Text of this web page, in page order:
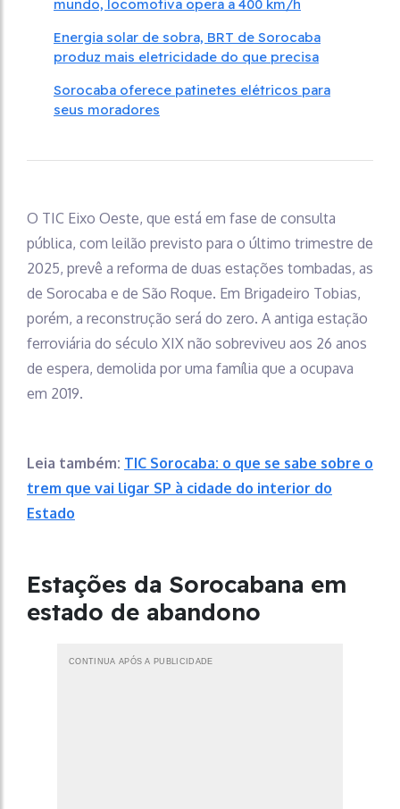
mundo, locomotiva opera a 400 km/h
Energia solar de sobra, BRT de Sorocaba
produz mais eletricidade do que precisa
Sorocaba oferece patinetes elétricos para
seus moradores
O TIC Eixo Oeste, que está em fase de consulta
pública, com leilão previsto para o último trimestre de
2025, prevê a reforma de duas estações tombadas, as
de Sorocaba e de São Roque. Em Brigadeiro Tobias,
porém, a reconstrução será do zero. A antiga estação
ferroviária do século XIX não sobreviveu aos 26 anos
de espera, demolida por uma família que a ocupava
em 2019.
Leia também: TIC Sorocaba: o que se sabe sobre o
trem que vai ligar SP à cidade do interior do
Estado
Estações da Sorocabana em
estado de abandono
CONTINUA APÓS A PUBLICIDADE